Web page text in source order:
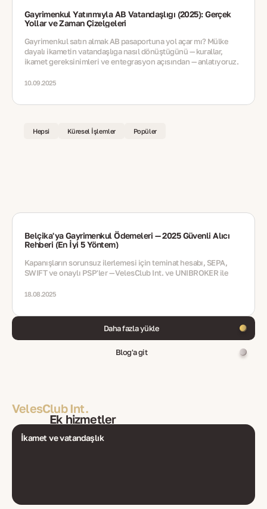
Gayrimenkul Yatırımıyla AB Vatandaşlığı (2025): Gerçek
Yollar ve Zaman Çizelgeleri
Gayrimenkul satın almak AB pasaportuna yol açar mı? Mülke
dayalı ikametin vatandaşlığa nasıl dönüştüğünü — kurallar,
ikamet gereksinimleri ve entegrasyon açısından — anlatıyoruz.
10.09.2025
Hepsi Küresel İşlemler Popüler
Belçika'ya Gayrimenkul Ödemeleri — 2025 Güvenli Alıcı
Rehberi (En İyi 5 Yöntem)
Kapanışların sorunsuz ilerlemesi için teminat hesabı, SEPA,
SWIFT ve onaylı PSP'ler — VelesClub Int. ve UNIBROKER ile
18.08.2025
Daha fazla yükle
Blog'a git
VelesClub Int.
Ek hizmetler
İkamet ve vatandaşlık